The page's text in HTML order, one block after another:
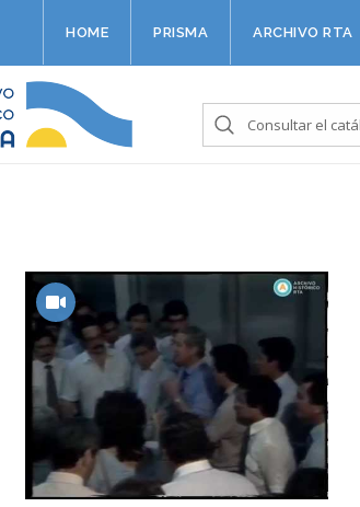
HOME PRISMA ARCHIVO RTA